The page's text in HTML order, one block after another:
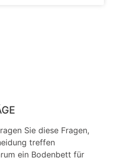
Sie diese Fragen,
treffen
ein Bodenbett für